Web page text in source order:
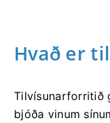
Hvað er
Tilvísunarforritið
bjóða vinum